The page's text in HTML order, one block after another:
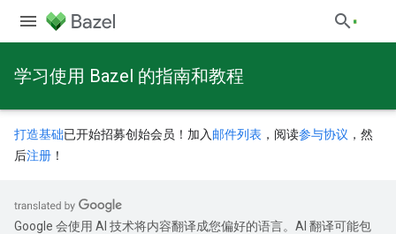
学习使用 Bazel 的指南和教程
打造基础已开始招募创始会员！加入 邮件列表 ，阅读参与协议 ，然
后注册 ！
Google 会使用 AI 技术将内容翻译成您偏好的语言。AI 翻译可能包